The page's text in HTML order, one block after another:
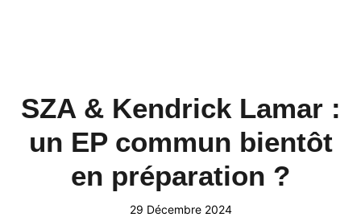
SZA & Kendrick Lamar :
un EP commun bientôt
en préparation ?
29 Décembre 2024